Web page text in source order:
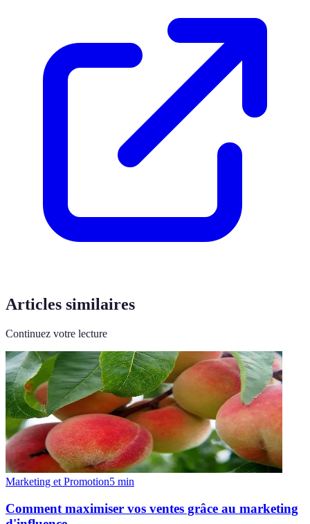
Articles similaires
Continuez votre lecture
Marketing et Promotion5 min
Comment maximiser vos ventes grâce au marketing